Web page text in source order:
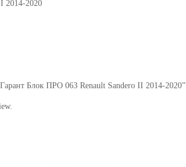
2014-2020
Блок ПРО 063 Renault Sandero II 2014-2020”